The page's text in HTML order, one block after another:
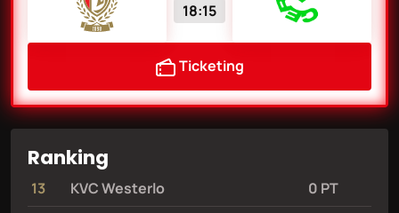
18:15
Ticketing
Ranking
13 KVC Westerlo
0 PT